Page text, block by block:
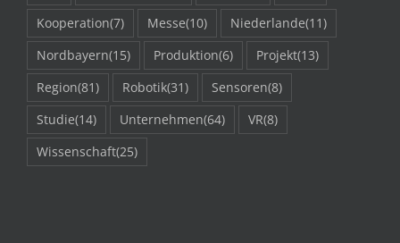
Kooperation(7) Messe(10) Niederlande(11)
Nordbayern(15) Produktion(6) Projekt(13)
Region(81) Robotik(31) Sensoren(8)
Studie(14) Unternehmen(64) VR(8)
Wissenschaft(25)